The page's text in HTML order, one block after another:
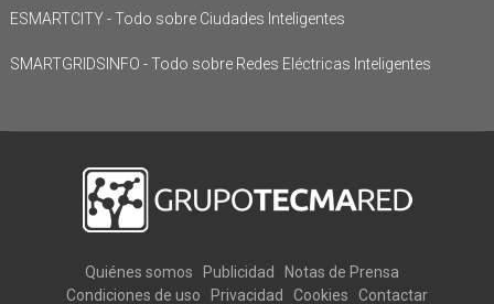
ESMARTCITY - Todo sobre Ciudades Inteligentes
SMARTGRIDSINFO - Todo sobre Redes Eléctricas Inteligentes
Quiénes somos Publicidad
Notas de Prensa
Condiciones de uso
Privacidad Cookies Contactar